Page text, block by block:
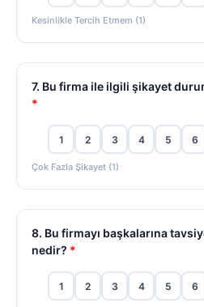
Kesinlikle Tercih Etmem (1)
7. Bu firma ile ilgili şikayet
*
1 2 3 4 5 6
Çok Fazla Şikayet (1)
8. Bu firmayı başkalarına
nedir? *
1 2 3 4 5 6